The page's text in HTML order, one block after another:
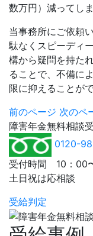
数万円）減ってし
当事務所にご依頼
駄なくスピーディ
構から疑問を持た
ることで、不備に
限に抑えることがで
前のページ 次のペ
障害年金無料相談
0120-
受付時間 10：00
土日祝は応相談
受給判定